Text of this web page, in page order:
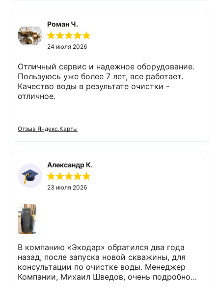
Роман Ч.
24 июля 2026
Отличный сервис и надежное оборудование.
Пользуюсь уже более 7 лет, все работает.
Качество воды в результате очистки -
отличное.
Отзыв Яндекс.Карты
Александр К.
23 июля 2026
В компанию «Экодар» обратился два года
назад, после запуска новой скважины, для
консультации по очистке воды. Менеджер
Компании, Михаил Шведов, очень подробно